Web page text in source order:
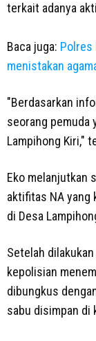
terkait adanya
Baca juga: Polres
menistakan
"Berdasarkan
seorang pemuda
Lampihong Kiri,"
Eko melanjutkan
aktifitas NA yang
di Desa
Setelah
kepolisian
dibungkus
sabu disimpan di